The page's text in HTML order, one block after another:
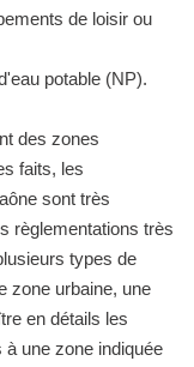
de loisir ou
potable (NP).
des zones
faits, les
sont très
règlementations très
types de
zone urbaine, une
en détails les
une zone indiquée